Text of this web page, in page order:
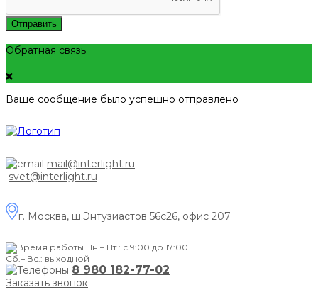
Отправить
Обратная связь
Ваше сообщение было успешно отправлено
mail@interlight.ru
svet@interlight.ru
г. Москва, ш.Энтузиастов 56с26, офис 207
Пн.– Пт.: с 9:00 до 17:00
Сб.– Вс.: выходной
8 980 182-77-02
Заказать звонок